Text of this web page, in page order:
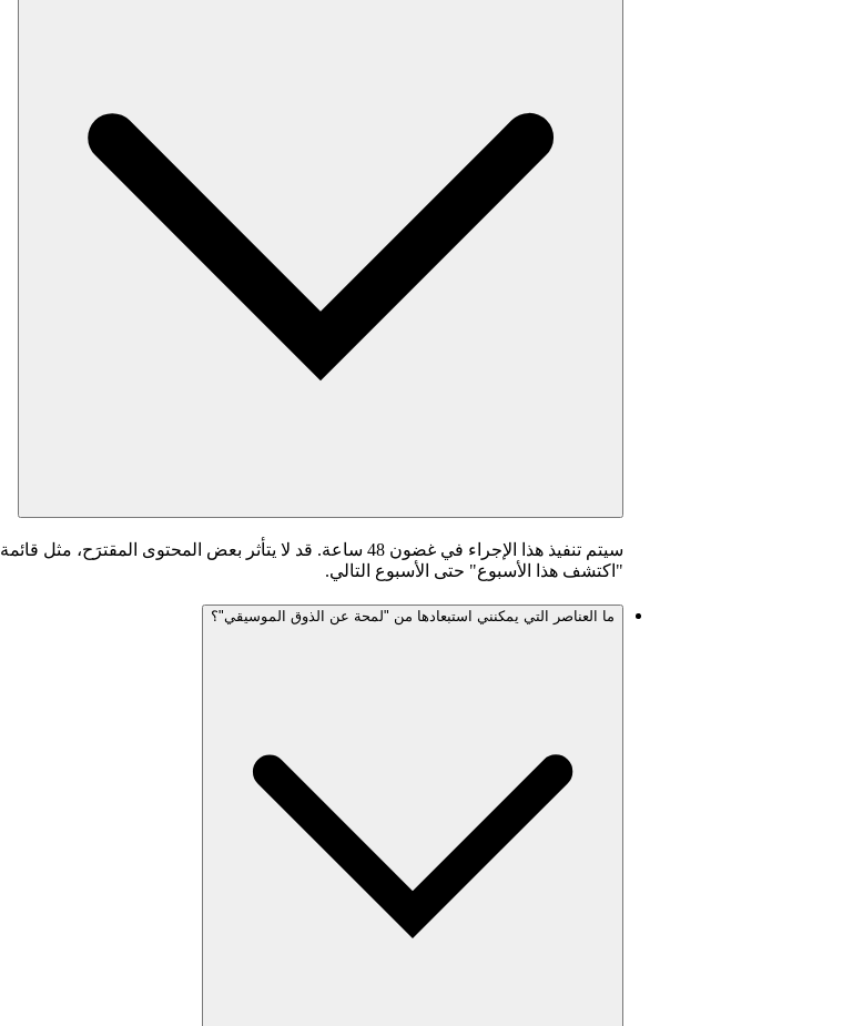
سيتم تنفيذ هذا الإجراء في غضون 48 ساعة. قد لا يتأثر بعض المحتوى المقترَح، مثل قائمة
"اكتشف هذا الأسبوع" حتى الأسبوع التالي.
ما العناصر التي يمكنني استبعادها من "لمحة عن الذوق الموسيقي"؟